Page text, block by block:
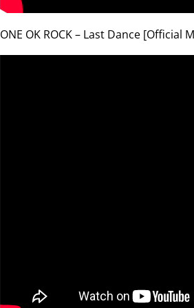
ONE OK ROCK – Last Dance [Official